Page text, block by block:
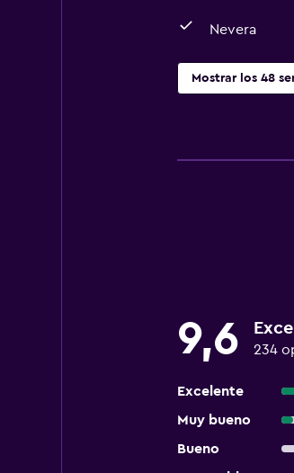
Nevera
Mostrar los 48
9,6 234
Excelente
Muy bueno
Bueno